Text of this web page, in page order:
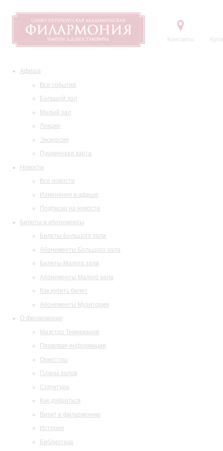
Контакты
Афиша
Все события
Большой зал
Малый зал
Лекции
Экскурсии
Пушкинская карта
Новости
Все новости
Изменения в афише
Подписка на новости
Билеты и абонементы
Билеты Большого зала
Абонементы Большого зала
Билеты Малого зала
Абонементы Малого зала
Как купить билет
Абонементы Музитория
О филармонии
Маэстро Темирканов
Правовая информация
Оркестры
Планы залов
Структура
Как добраться
Визит в филармонию
История
Библиотека